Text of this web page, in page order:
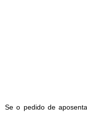
Se o pedido de